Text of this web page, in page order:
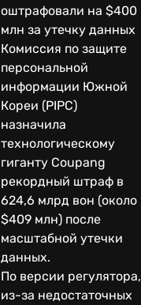
оштрафовали на $400
млн за утечку данных
Комиссия по защите
персональной
информации Южной
Кореи (PIPC)
назначила
технологическому
гиганту Coupang
рекордный штраф в
624,6 млрд вон (около
$409 млн) после
масштабной утечки
данных.
По версии регулятора,
из-за недостаточных